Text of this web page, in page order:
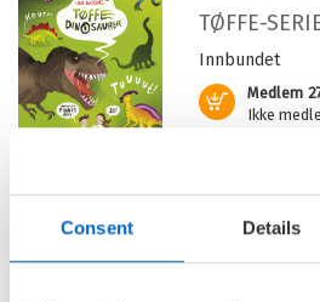
Consent Details
TØFFE-
Innbundet
Medlem
Ikke
Kjøp
Tøffe